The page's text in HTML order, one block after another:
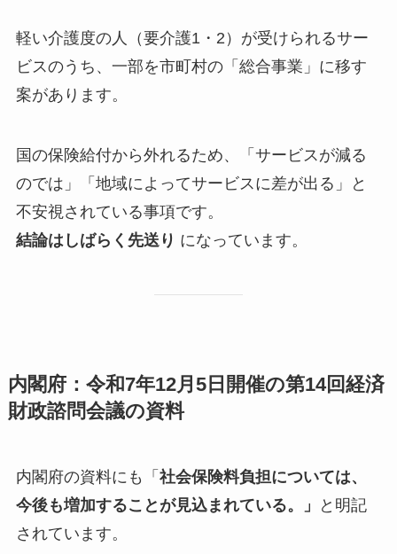
軽い介護度の人（要介護1・2）が受けられるサー
ビスのうち、一部を市町村の「総合事業」に移す
案があります。
国の保険給付から外れるため、「サービスが減る
のでは」「地域によってサービスに差が出る」と
不安視されている事項です。
結論はしばらく先送り になっています。
内閣府：令和7年12月5日開催の第14回経済
財政諮問会議の資料
内閣府の資料にも「 社会保険料負担については、
今後も増加することが見込まれている。」
と明記
されています。